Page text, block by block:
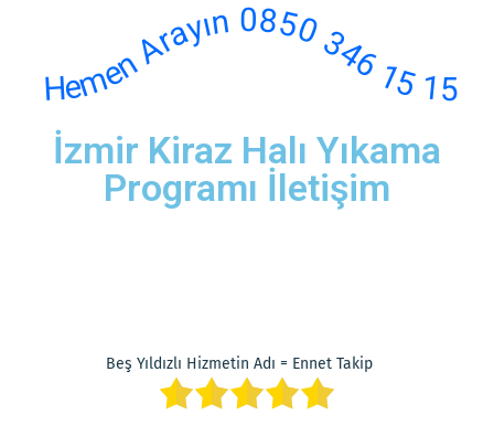
Hemen Arayın 0850 346 15 15
İzmir Kiraz Halı Yıkama
Programı İletişim
Beş Yıldızlı Hizmetin Adı = Ennet Takip